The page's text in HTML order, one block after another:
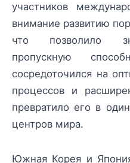
участников
внимание развитию
что позволило
пропускную
сосредоточился на
процессов и
превратило его в
центров мира.
Южная Корея и